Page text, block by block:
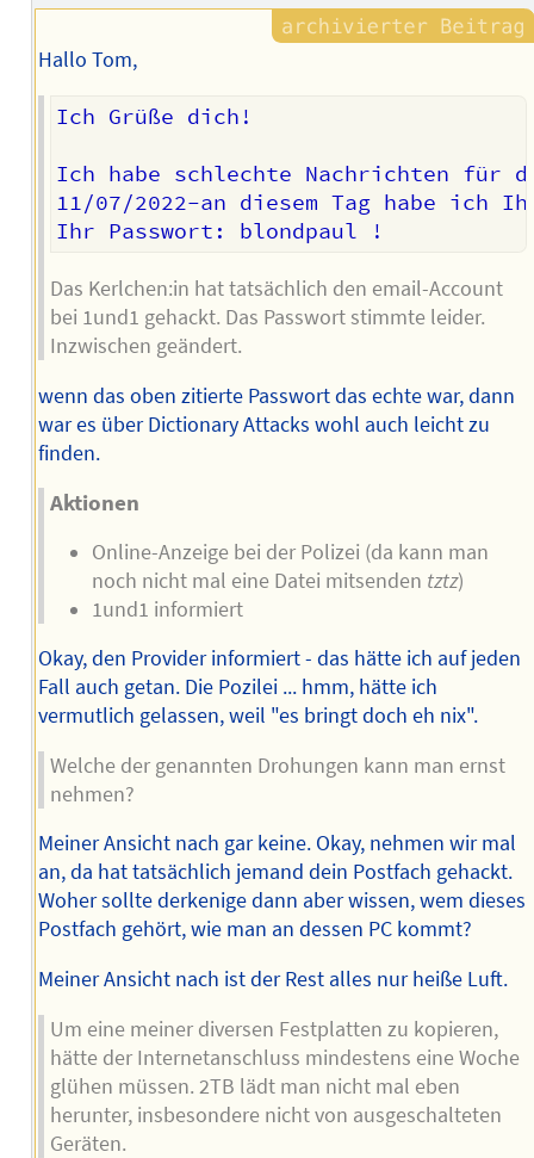
Hallo Tom,
Ich Grüße dich!
Ich habe schlechte Nachrichten für
11/07/2022-an diesem Tag habe
Das Kerlchen:in hat tatsächlich den email-Account
bei 1und1 gehackt. Das Passwort stimmte leider.
Inzwischen geändert.
wenn das oben zitierte Passwort das echte war, dann
war es über Dictionary Attacks wohl auch leicht zu
finden.
Aktionen
Online-Anzeige bei der Polizei (da kann man
noch nicht mal eine Datei mitsenden tztz)
1und1 informiert
Okay, den Provider informiert - das hätte ich auf jeden
Fall auch getan. Die Pozilei ... hmm, hätte ich
vermutlich gelassen, weil "es bringt doch eh nix".
Welche der genannten Drohungen kann man ernst
nehmen?
Meiner Ansicht nach gar keine. Okay, nehmen wir mal
an, da hat tatsächlich jemand dein Postfach gehackt.
Woher sollte derkenige dann aber wissen, wem dieses
Postfach gehört, wie man an dessen PC kommt?
Meiner Ansicht nach ist der Rest alles nur heiße Luft.
Um eine meiner diversen Festplatten zu kopieren,
hätte der Internetanschluss mindestens eine Woche
glühen müssen. 2TB lädt man nicht mal eben
herunter, insbesondere nicht von ausgeschalteten
Geräten.